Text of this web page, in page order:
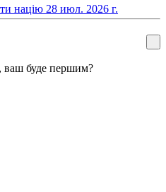
націю 28 июл. 2026 г.
ваш буде першим?